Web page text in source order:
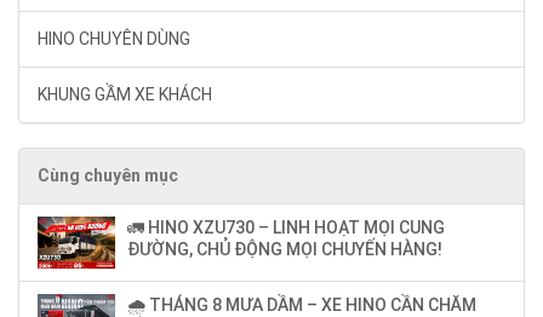
HINO CHUYÊN DÙNG
KHUNG GẦM XE KHÁCH
Cùng chuyên mục
🚛 HINO XZU730 – LINH HOẠT MỌI CUNG
ĐƯỜNG, CHỦ ĐỘNG MỌI CHUYẾN HÀNG!
🌧️ THÁNG 8 MƯA DẦM – XE HINO CẦN CHĂM